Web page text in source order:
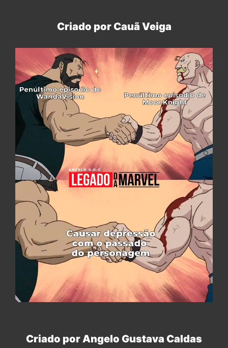
Criado por Cauã Veiga
Criado por Angelo Gustava Caldas